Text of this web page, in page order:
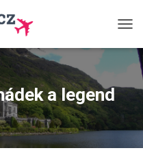
Ř
N
a legend